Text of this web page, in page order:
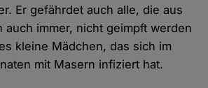
Er gefährdet auch alle, die aus
auch immer, nicht geimpft werden
kleine Mädchen, das sich im
mit Masern infiziert hat.